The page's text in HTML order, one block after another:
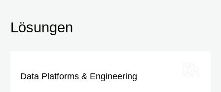
Lösungen
Data Platforms & Engineering